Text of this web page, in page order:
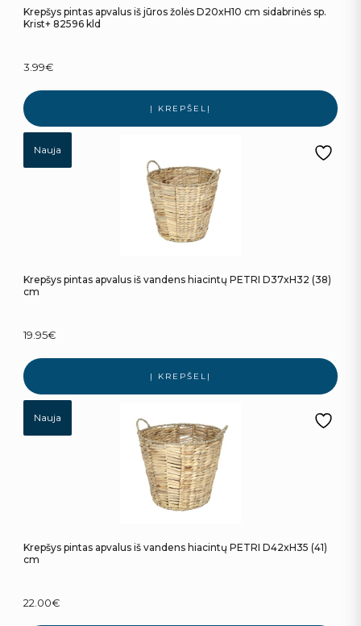
Krepšys pintas apvalus iš jūros žolės D20xH10 cm sidabrinės sp.
Krist+ 82596 kld
3.99€
Į KREPŠELĮ
Nauja
Krepšys pintas apvalus iš vandens hiacintų PETRI D37xH32 (38)
cm
19.95€
Į KREPŠELĮ
Nauja
Krepšys pintas apvalus iš vandens hiacintų PETRI D42xH35 (41)
cm
22.00€